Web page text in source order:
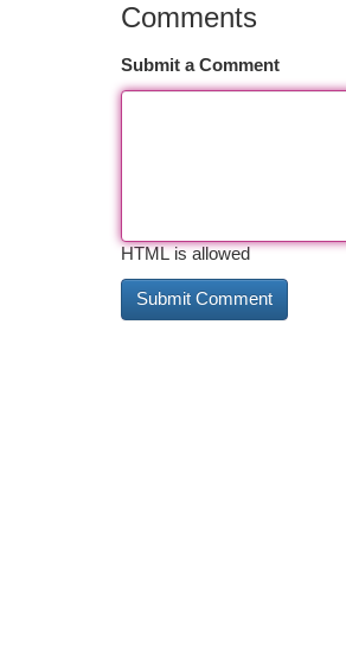
Comments
Submit a Comment
HTML is allowed